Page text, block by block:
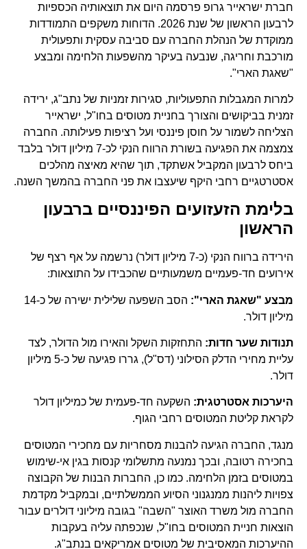
חברת ישראייר גרופ פרסמה היום את תוצאותיה הכספיות
לרבעון הראשון של שנת 2026. הדוחות משקפים התמודדות
ממוקדת של הנהלת החברה עם סביבה עסקית ותפעולית
מורכבת וחריגה, שנבעה בעיקר מהשפעות הלחימה ומבצע
"שאגת הארי".
למרות המגבלות התפעוליות, סגירות זמניות של נתב"ג, ירידה
זמנית בביקושים והצורך בחניית מטוסים בחו"ל, ישראייר
הצליחה לשמור על חוסן פיננסי ועל רציפות פעילותה. החברה
צמצמה את הפגיעה בשורת הרווח הנקי לכ-7 מיליון דולר בלבד
ביחס לרבעון המקביל אשתקד, תוך שהיא מאיצה מהלכים
אסטרטגיים רחבי היקף שיעצבו את פני החברה בהמשך השנה.
בלימת הזעזועים הפיננסיים ברבעון
הראשון
הירידה ברווח הנקי (כ-7 מיליון דולר) נרשמה על אף רצף של
אירועים חד-פעמיים משמעותיים שהכבידו על התוצאות:
מבצע "שאגת הארי":
הסב השפעה שלילית ישירה של כ-14
מיליון דולר.
תנודות שער חדות: התחזקות השקל והאירו מול הדולר, לצד
עליית מחירי הדלק הסילוני (דס"ל), גררו פגיעה של כ-5 מיליון
דולר.
היערכות אסטרטגית: השקעה חד-פעמית של כמיליון דולר
לקראת קליטת המטוסים רחבי הגוף.
מנגד, החברה הגיעה להבנות מסחריות עם מחכירי המטוסים
בחכירה רטובה, ובכך נמנעה מתשלומי קנסות בגין אי-שימוש
במטוסים בזמן הלחימה. כמו כן, החברות הבנות של הקבוצה
צפויות ליהנות ממנגנוני הסיוע הממשלתיים, ובמקביל מקדמת
החברה מול משרד האוצר "השבה" בגובה מיליוני דולרים עבור
הוצאות חניית המטוסים בחו"ל, שנכפתה עליה בעקבות
ההיערכות המאסיבית של מטוסים אמריקאים בנתב"ג.